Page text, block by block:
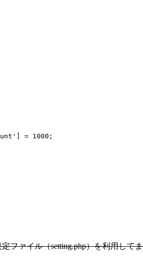
ファイル（setting.php）を利用して